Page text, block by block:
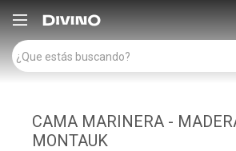

CAMA MARINERA -
MONTAUK